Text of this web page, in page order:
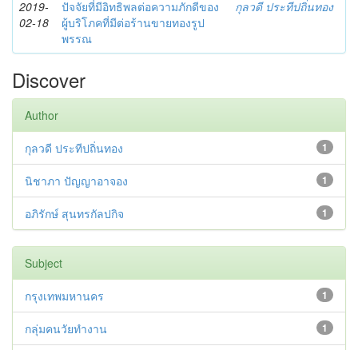
2019-
02-18
ปัจจัยที่มีอิทธิพลต่อความภักดีของ
ผู้บริโภคที่มีต่อร้านขายทองรูป
พรรณ
กุลวดี ประทีปถิ่นทอง
Discover
Author
1
กุลวดี ประทีปถิ่นทอง
1
นิชาภา ปัญญาอาจอง
1
อภิรักษ์ สุนทรกัลปกิจ
Subject
1
กรุงเทพมหานคร
1
กลุ่มคนวัยทำงาน